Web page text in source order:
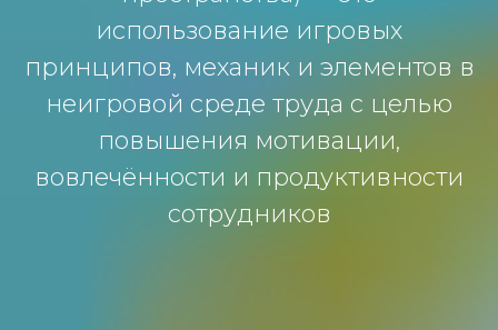
использование игровых
принципов, механик и элементов в
неигровой среде труда с целью
повышения мотивации,
вовлечённости и продуктивности
сотрудников